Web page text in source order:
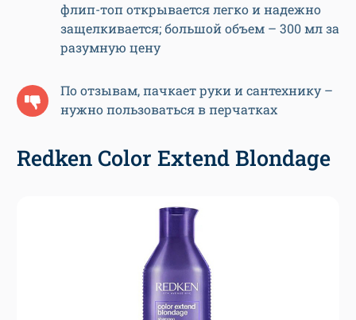
флип-топ открывается легко и надежно
защелкивается; большой объем – 300 мл за
разумную цену
По отзывам, пачкает руки и сантехнику –
нужно пользоваться в перчатках
Redken Color Extend Blondage